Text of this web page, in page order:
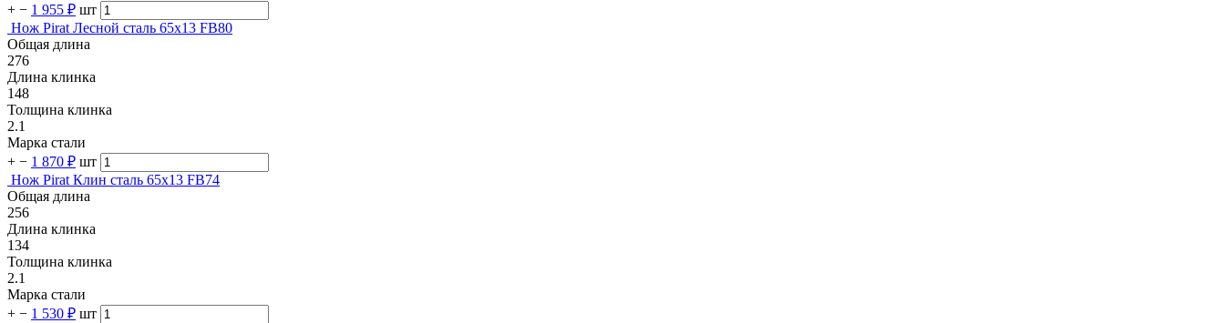
+ − 1 955 ₽ шт
Нож Pirat Лесной сталь 65х13 FB80
Общая длина
276
Длина клинка
148
Толщина клинка
2.1
Марка стали
+ − 1 870 ₽ шт
Нож Pirat Клин сталь 65х13 FB74
Общая длина
256
Длина клинка
134
Толщина клинка
2.1
Марка стали
+ − 1 530 ₽ шт